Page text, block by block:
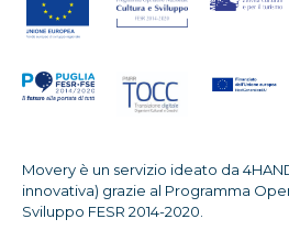
Movery è un servizio ideato da
innovativa) grazie al Programma
Sviluppo FESR 2014-2020.